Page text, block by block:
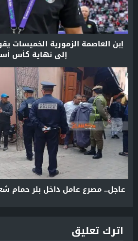
إبن العاصمة الزمورية الخميسات
إلى نهاية كأس
عاجل.. مصرع عامل داخل بئر حمام
اترك تعليق